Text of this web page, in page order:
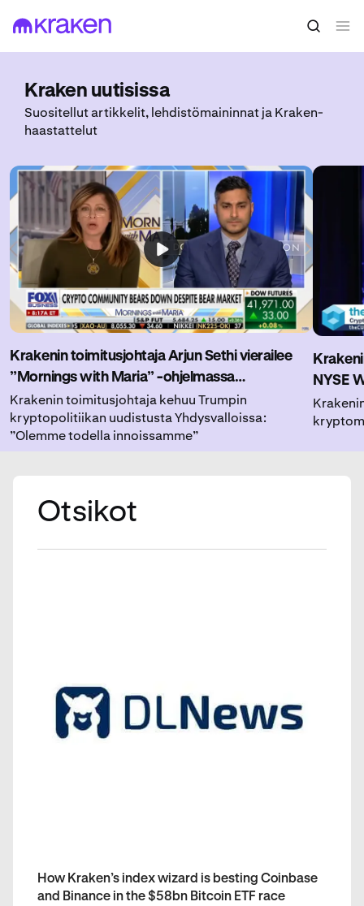
Kraken uutisissa
Suositellut artikkelit, lehdistömaininnat ja Kraken-
haastattelut
Krakenin toimitusjohtaja Arjun Sethi vierailee
”Mornings with Maria” -ohjelmassa
analysoimassa, miten kryptoyhteisö reagoi
viimeaikaisiin sääntelymuutoksiin.
Krakenin toimitusjohtaja kehuu Trumpin
kryptopolitiikan uudistusta Yhdysvalloissa:
”Olemme todella innoissamme”
NYSE
ja
Otsikot
How Kraken’s index wizard is besting Coinbase
and Binance in the $58bn Bitcoin ETF race